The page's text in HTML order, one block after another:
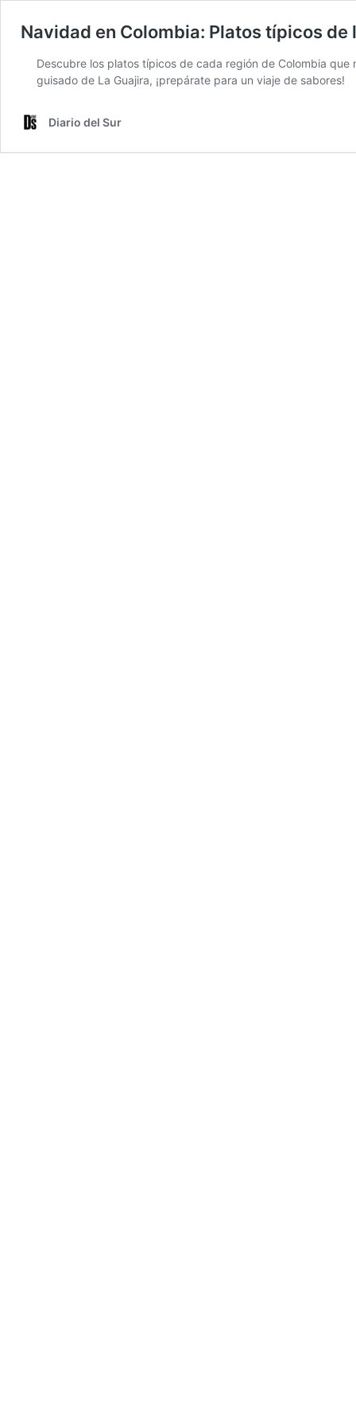
Navidad en Colombia: Platos típicos de
Descubre los platos típicos de cada región de Colombia
guisado de La Guajira, ¡prepárate para un viaje de sabores!
Diario del Sur